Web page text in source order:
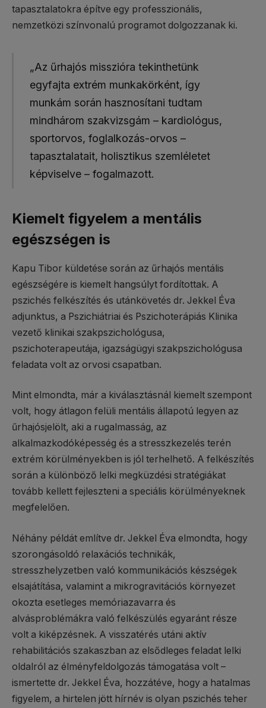
tapasztalatokra építve egy professzionális,
nemzetközi színvonalú programot dolgozzanak ki.
„Az űrhajós misszióra tekinthetünk
egyfajta extrém munkakörként, így
munkám során hasznosítani tudtam
mindhárom szakvizsgám – kardiológus,
sportorvos, foglalkozás-orvos –
tapasztalatait, holisztikus szemléletet
képviselve – fogalmazott.
Kiemelt figyelem a mentális
egészségen is
Kapu Tibor küldetése során az űrhajós mentális
egészségére is kiemelt hangsúlyt fordítottak. A
pszichés felkészítés és utánkövetés dr. Jekkel Éva
adjunktus, a Pszichiátriai és Pszichoterápiás Klinika
vezető klinikai szakpszichológusa,
pszichoterapeutája, igazságügyi szakpszichológusa
feladata volt az orvosi csapatban.
Mint elmondta, már a kiválasztásnál kiemelt szempont
volt, hogy átlagon felüli mentális állapotú legyen az
űrhajósjelölt, aki a rugalmasság, az
alkalmazkodóképesség és a stresszkezelés terén
extrém körülményekben is jól terhelhető. A felkészítés
során a különböző lelki megküzdési stratégiákat
tovább kellett fejleszteni a speciális körülményeknek
megfelelően.
Néhány példát említve dr. Jekkel Éva elmondta, hogy
szorongásoldó relaxációs technikák,
stresszhelyzetben való kommunikációs készségek
elsajátítása, valamint a mikrogravitációs környezet
okozta esetleges memóriazavarra és
alvásproblémákra való felkészülés egyaránt része
volt a kiképzésnek. A visszatérés utáni aktív
rehabilitációs szakaszban az elsődleges feladat lelki
oldalról az élményfeldolgozás támogatása volt –
ismertette dr. Jekkel Éva, hozzátéve, hogy a hatalmas
figyelem, a hirtelen jött hírnév is olyan pszichés teher